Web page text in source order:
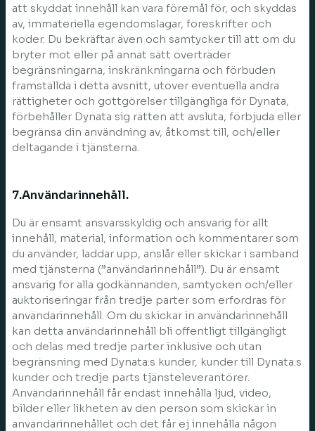
att skyddat innehåll kan vara föremål för, och skyddas
av, immateriella egendomslagar, föreskrifter och
koder. Du bekräftar även och samtycker till att om du
bryter mot eller på annat sätt överträder
begränsningarna, inskränkningarna och förbuden
framställda i detta avsnitt, utöver eventuella andra
rättigheter och gottgörelser tillgängliga för Dynata,
förbehåller Dynata sig rätten att avsluta, förbjuda eller
begränsa din användning av, åtkomst till, och/eller
deltagande i tjänsterna.
7.Användarinnehåll.
Du är ensamt ansvarsskyldig och ansvarig för allt
innehåll, material, information och kommentarer som
du använder, laddar upp, anslår eller skickar i samband
med tjänsterna (”användarinnehåll”). Du är ensamt
ansvarig för alla godkännanden, samtycken och/eller
auktoriseringar från tredje parter som erfordras för
användarinnehåll. Om du skickar in användarinnehåll
kan detta användarinnehåll bli offentligt tillgängligt
och delas med tredje parter inklusive och utan
begränsning med Dynata:s kunder, kunder till Dynata:s
kunder och tredje parts tjänsteleverantörer.
Användarinnehåll får endast innehålla ljud, video,
bilder eller likheten av den person som skickar in
användarinnehållet och det får ej innehålla någon